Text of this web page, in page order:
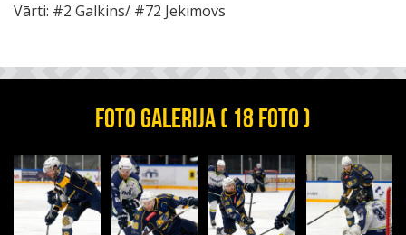
Vārti: #2 Galkins/ #72 Jekimovs
FOTO GALERIJA ( 18 FOTO )